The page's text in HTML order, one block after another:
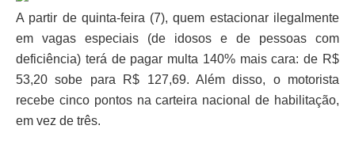
A partir de quinta-feira (7), quem estacionar ilegalmente
em vagas especiais (de idosos e de pessoas com
deficiência) terá de pagar multa 140% mais cara: de R$
53,20 sobe para R$ 127,69. Além disso, o motorista
recebe cinco pontos na carteira nacional de habilitação,
em vez de três.